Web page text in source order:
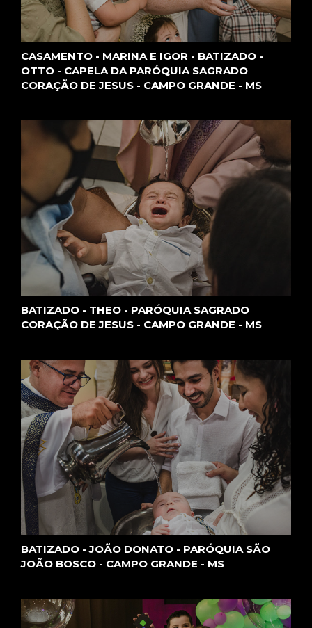
CASAMENTO - MARINA E IGOR - BATIZADO -
OTTO - CAPELA DA PARÓQUIA SAGRADO
CORAÇÃO DE JESUS - CAMPO GRANDE - MS
BATIZADO - THEO - PARÓQUIA SAGRADO
CORAÇÃO DE JESUS - CAMPO GRANDE - MS
BATIZADO - JOÃO DONATO - PARÓQUIA SÃO
JOÃO BOSCO - CAMPO GRANDE - MS